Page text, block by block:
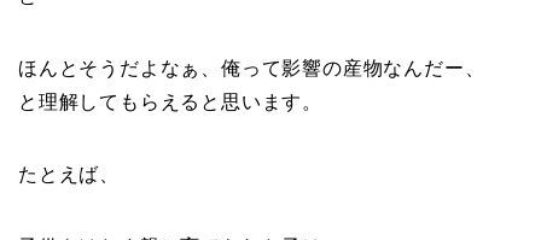
ほんとそうだよなぁ、俺って影響の産物なんだー、
と理解してもらえると思います。
たとえば、